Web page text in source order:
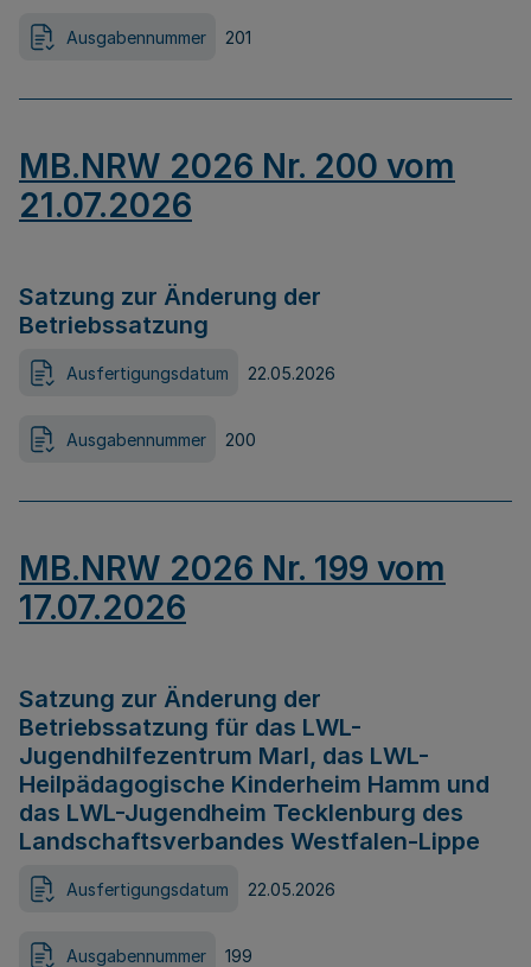
Ausgabennummer 201
MB.NRW 2026 Nr. 200 vom
21.07.2026
Satzung zur Änderung der
Betriebssatzung
Ausfertigungsdatum 22.05.2026
Ausgabennummer 200
MB.NRW 2026 Nr. 199 vom
17.07.2026
Satzung zur Änderung der
Betriebssatzung für das LWL-
Jugendhilfezentrum Marl, das LWL-
Heilpädagogische Kinderheim Hamm und
das LWL-Jugendheim Tecklenburg des
Landschaftsverbandes Westfalen-Lippe
Ausfertigungsdatum 22.05.2026
Ausgabennummer 199